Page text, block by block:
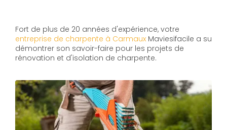
Fort de plus de 20 années d'expérience, votre
entreprise de charpente à Carmaux Maviesifacile a su
démontrer son savoir-faire pour les projets de
rénovation et d'isolation de charpente.